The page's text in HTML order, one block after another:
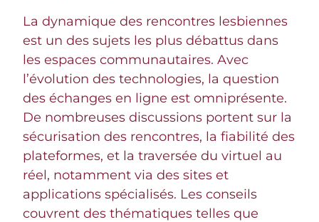
La dynamique des rencontres lesbiennes
est un des sujets les plus débattus dans
les espaces communautaires. Avec
l’évolution des technologies, la question
des échanges en ligne est omniprésente.
De nombreuses discussions portent sur la
sécurisation des rencontres, la fiabilité des
plateformes, et la traversée du virtuel au
réel, notamment via des sites et
applications spécialisés. Les conseils
couvrent des thématiques telles que